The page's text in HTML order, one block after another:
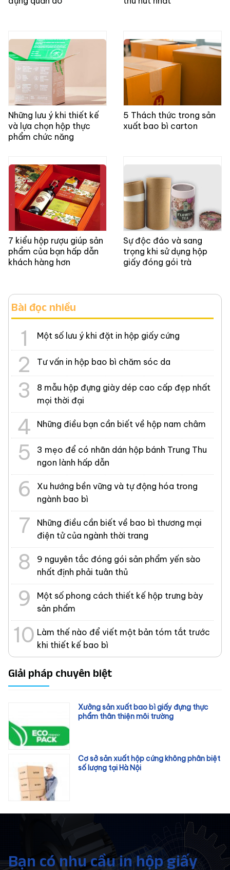
Những lưu ý khi thiết kế
và lựa chọn hộp thực
phẩm chức năng
5 Thách thức trong sản
xuất bao bì carton
7 kiểu hộp rượu giúp sản
phẩm của bạn hấp dẫn
khách hàng hơn
Sự độc đáo và sang
trọng khi sử dụng hộp
giấy đóng gói trà
Bài đọc nhiều
Một số lưu ý khi đặt in hộp giấy cứng
Tư vấn in hộp bao bì chăm sóc da
8 mẫu hộp đựng giày dép cao cấp đẹp nhất
mọi thời đại
Những điều bạn cần biết về hộp nam châm
3 mẹo để có nhãn dán hộp bánh Trung Thu
ngon lành hấp dẫn
Xu hướng bền vững và tự động hóa trong
ngành bao bì
Những điều cần biết về bao bì thương mại
điện tử của ngành thời trang
9 nguyên tắc đóng gói sản phẩm yến sào
nhất định phải tuân thủ
Một số phong cách thiết kế hộp trưng bày
sản phẩm
Làm thế nào để viết một bản tóm tắt trước
khi thiết kế bao bì
Giải pháp chuyên biệt
Xưởng sản xuất bao bì giấy đựng thực
phẩm thân thiện môi trường
Cơ sở sản xuất hộp cứng không phân biệt
số lượng tại Hà Nội
Bạn có nhu cầu in hộp giấy